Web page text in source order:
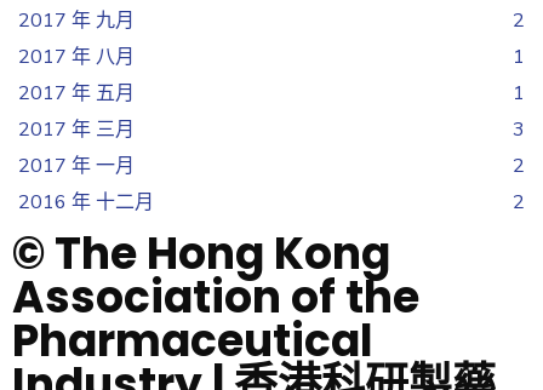
2017 年 九月
2
2017 年 八月
1
2017 年 五月
1
2017 年 三月
3
2017 年 一月
2
2016 年 十二月
2
© The Hong Kong
Association of the
Pharmaceutical